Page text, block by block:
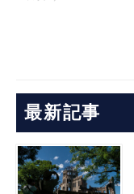
最新記事